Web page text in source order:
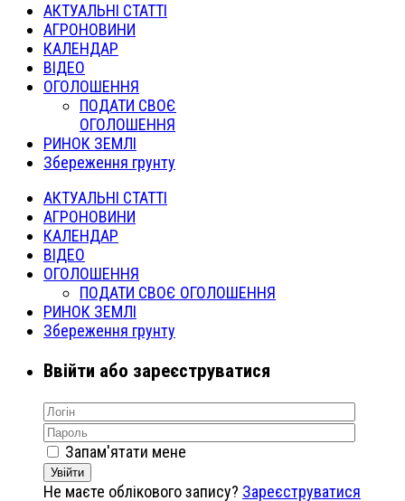
АКТУАЛЬНІ СТАТТІ
АГРОНОВИНИ
КАЛЕНДАР
ВІДЕО
ОГОЛОШЕННЯ
ПОДАТИ СВОЄ
ОГОЛОШЕННЯ
РИНОК ЗЕМЛІ
Збереження грунту
АКТУАЛЬНІ СТАТТІ
АГРОНОВИНИ
КАЛЕНДАР
ВІДЕО
ОГОЛОШЕННЯ
ПОДАТИ СВОЄ ОГОЛОШЕННЯ
РИНОК ЗЕМЛІ
Збереження грунту
Ввійти або зареєструватися
Запам'ятати мене
Увійти
Не маєте облікового запису? Зареєструватися